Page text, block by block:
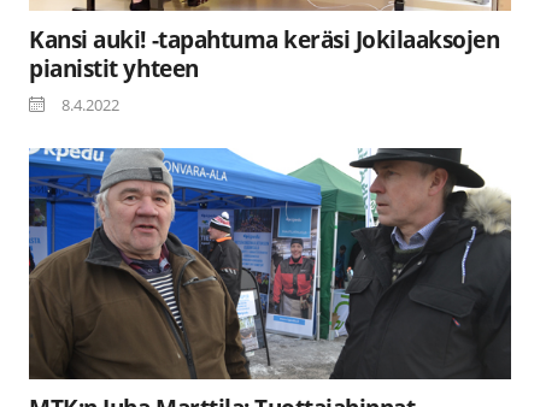
Kansi auki! -tapahtuma keräsi Jokilaaksojen
pianistit yhteen
8.4.2022